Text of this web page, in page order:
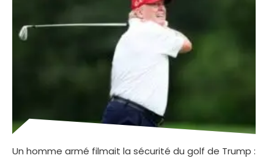
Un homme armé filmait la sécurité du golf de Trump :